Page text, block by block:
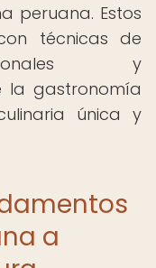
peruana. Estos
técnicas de
y
la gastronomía
única y
a